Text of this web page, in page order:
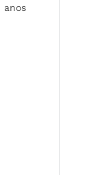
anos